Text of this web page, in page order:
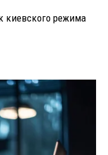
киевского режима